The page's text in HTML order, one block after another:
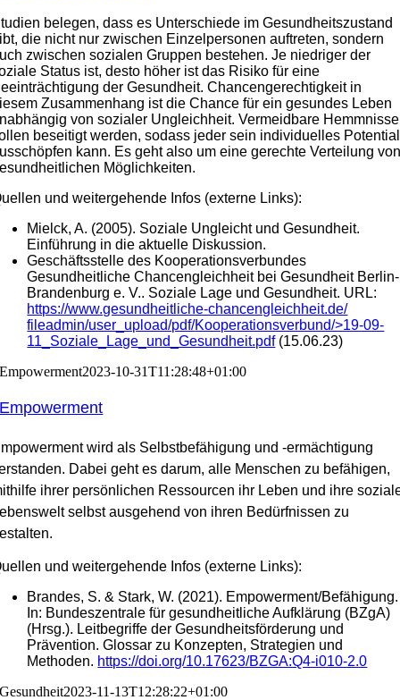
belegen, dass es Unterschiede im Gesundheitszustand
die nicht nur zwischen Einzelpersonen auftreten, sondern
zwischen sozialen Gruppen bestehen. Je niedriger der
Status ist, desto höher ist das Risiko für eine
der Gesundheit. Chancengerechtigkeit in
Zusammenhang ist die Chance für ein gesundes Leben
von sozialer Ungleichheit. Vermeidbare Hemmnisse
beseitigt werden, sodass jeder sein individuelles Potential
kann. Es geht also um eine gerechte Verteilung
Möglichkeiten.
und weitergehende Infos (externe Links):
Mielck, A. (2005). Soziale Ungleicht und Gesundheit.
Einführung in die aktuelle Diskussion.
Geschäftsstelle des Kooperationsverbundes
Gesundheitliche Chancengleichheit bei Gesundheit Berlin-
Brandenburg e. V.. Soziale Lage und Gesundheit. URL:
https://www.gesundheitliche-chancengleichheit.de/
fileadmin/user_upload/pdf/Kooperationsverbund/>19-09-
11_Soziale_Lage_ und_Gesundheit.pdf(15.06.23)
Empowerment2023-10-31T11:28:48+01:00
Empowerment
wird als Selbstbefähigung und -ermächtigung
Dabei geht es darum, alle Menschen zu befähigen,
ihrer persönlichen Ressourcen ihr Leben und ihre
selbst ausgehend von ihren Bedürfnissen zu
und weitergehende Infos (externe Links):
Brandes, S. & Stark, W. (2021). Empowerment/Befähigung.
In: Bundeszentrale für gesundheitliche Aufklärung (BZgA)
(Hrsg.). Leitbegriffe der Gesundheitsförderung und
Prävention. Glossar zu Konzepten, Strategien und
Methoden. https://doi.org/10.17623/BZGA:Q4-i010-2.0
Gesundheit2023-11-13T12:28:22+01:00